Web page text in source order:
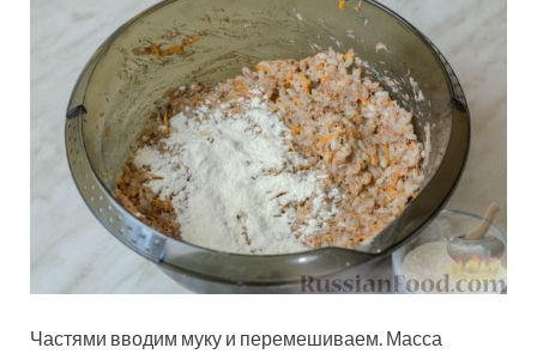
Частями вводим муку и перемешиваем. Масса